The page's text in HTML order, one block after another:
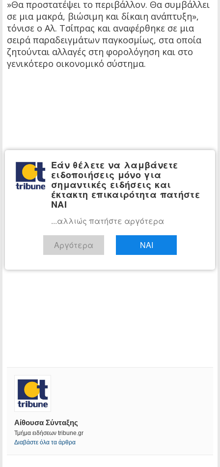
»Θα προστατέψει το περιβάλλον. Θα συμβάλλει
σε μια μακρά, βιώσιμη και δίκαιη ανάπτυξη»,
τόνισε ο Αλ. Τσίπρας και αναφέρθηκε σε μια
σειρά παραδειγμάτων παγκοσμίως, στα οποία
ζητούνται αλλαγές στη φορολόγηση και στο
γενικότερο οικονομικό σύστημα.
Αίθουσα Σύνταξης
Τμήμα ειδήσεων tribune.gr
Διαβάστε όλα τα άρθρα
Εάν θέλετε να λαμβάνετε
ειδοποιήσεις μόνο για
σημαντικές ειδήσεις και
έκτακτη επικαιρότητα πατήστε
ΝΑΙ
...αλλιώς πατήστε αργότερα
Αργότερα ΝΑΙ